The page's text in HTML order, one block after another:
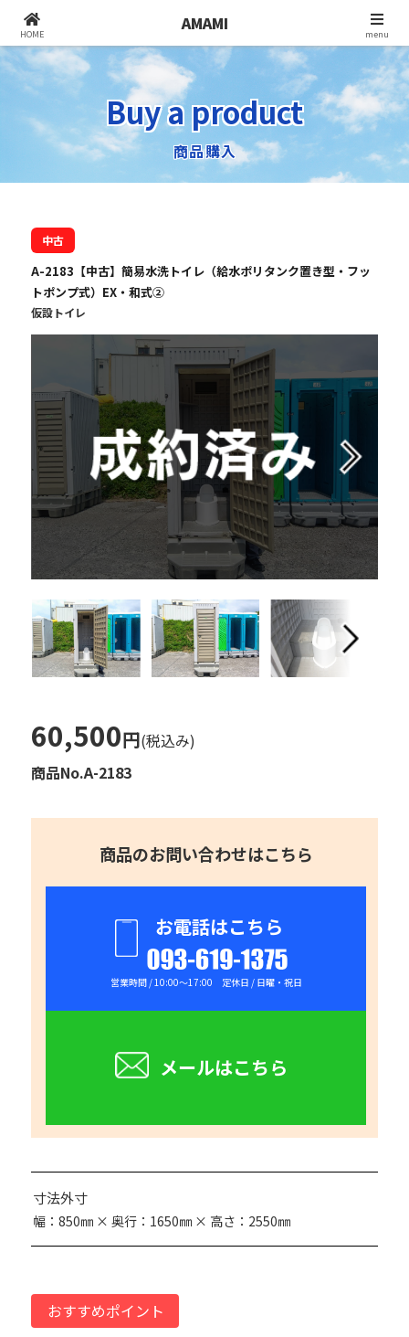
北九州でユニットハウス・コンテナ倉庫・
仮設トイレをお探しなら株式会社アマミ
Buy a product
商品購入
中古
A-2183【中古】簡易水洗トイレ（給水ポリタンク置き型・フッ
トポンプ式）EX・和式②
仮設トイレ
60,500円(税込み)
商品No.A-2183
商品のお問い合わせはこちら
お電話はこちら
営業時間 / 10:00～17:00 定休日 / 日曜・祝日
メールはこちら
寸法外寸
幅：850㎜ × 奥行：1650㎜ × 高さ：2550㎜
おすすめポイント
HOME
AMAMI
menu